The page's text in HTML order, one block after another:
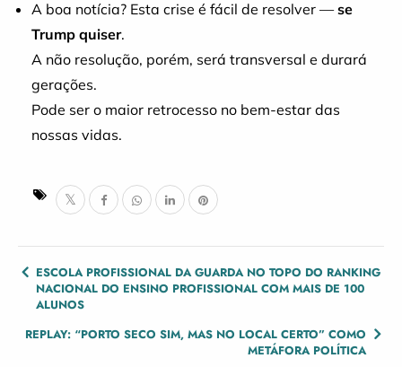
A boa notícia? Esta crise é fácil de resolver —se
Trump quiser.
A não resolução, porém, será transversal e durará
gerações.
Pode ser o maior retrocesso no bem-estar das
nossas vidas.
POST
NAVIGATION
ESCOLA PROFISSIONAL DA GUARDA NO TOPO DO RANKING
NACIONAL DO ENSINO PROFISSIONAL COM MAIS DE 100
ALUNOS
REPLAY: “PORTO SECO SIM, MAS NO LOCAL CERTO” COMO
METÁFORA POLÍTICA